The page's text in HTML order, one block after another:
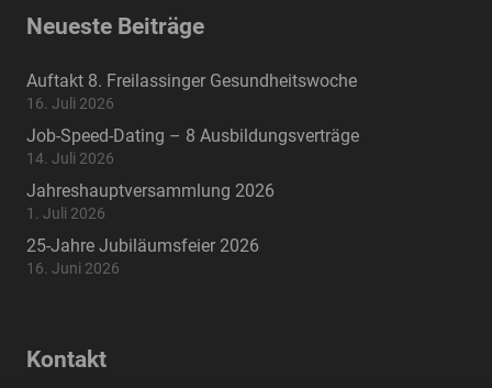
Neueste Beiträge
Auftakt 8. Freilassinger Gesundheitswoche
16. Juli 2026
Job-Speed-Dating – 8 Ausbildungsverträge
14. Juli 2026
Jahreshauptversammlung 2026
1. Juli 2026
25-Jahre Jubiläumsfeier 2026
16. Juni 2026
Kontakt